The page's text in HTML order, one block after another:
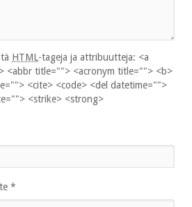
HTML-tageja ja attribuutteja: <a
<abbr title=""> <acronym title=""> <b>
<cite> <code> <del datetime="">
<strike> <strong>
*